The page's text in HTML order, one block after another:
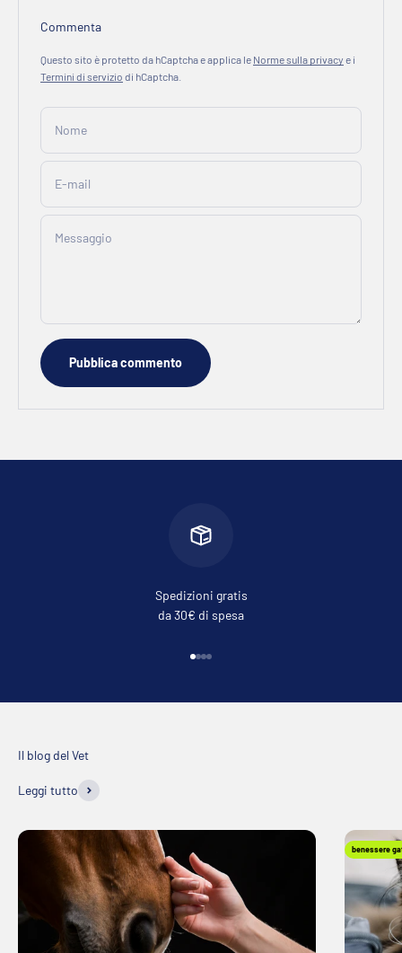
Commenta
Questo sito è protetto da hCaptcha e applica le Norme sulla privacy e i
Termini di servizio di hCaptcha.
Nome
E-mail
Messaggio
Pubblica commento
Spedizioni gratis
da 30€ di spesa
Leggi tutto
benessere